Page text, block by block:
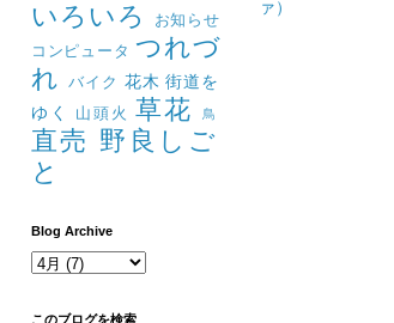
いろいろ
お知らせ
コンピュータ つれづ
れ
バイク 花木 街道を
ゆく
山頭火 草花 鳥
直売 野良しご
と
Blog Archive
このブログを検索